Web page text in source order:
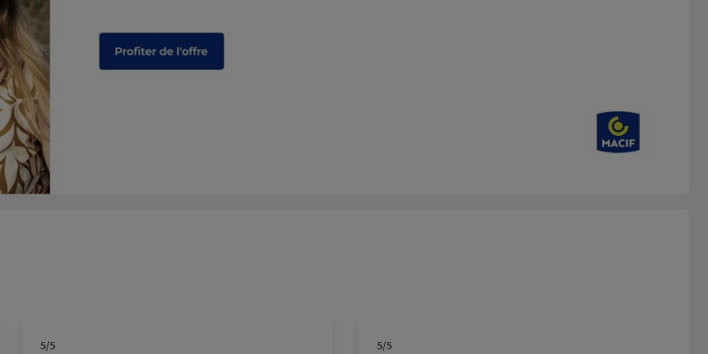
5/5Note de 5 sur 5 5/5